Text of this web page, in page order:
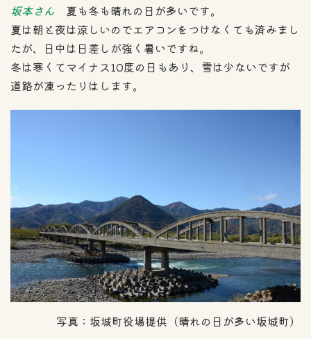
坂本さん 夏も冬も晴れの日が多いです。
夏は朝と夜は涼しいのでエアコンをつけなくても済みまし
たが、日中は日差しが強く暑いですね。
冬は寒くてマイナス10度の日もあり、雪は少ないですが
道路が凍ったりはします。
写真：坂城町役場提供（晴れの日が多い坂城町）